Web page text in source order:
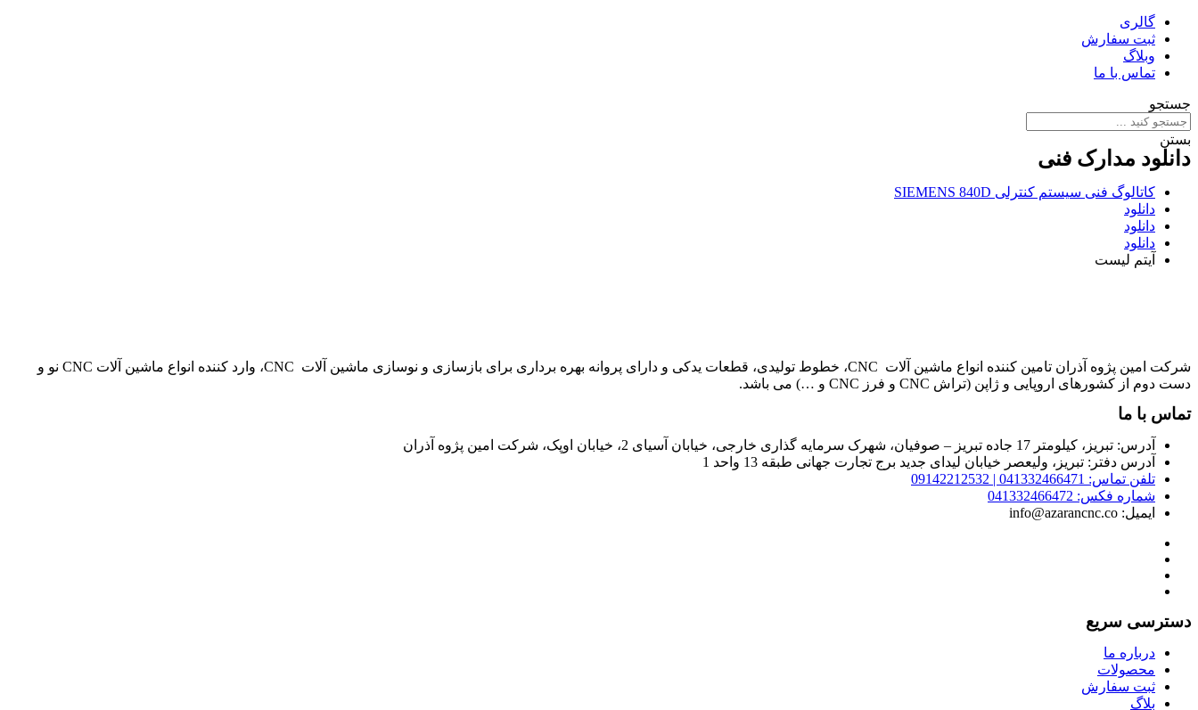
گالری
ثبت سفارش
وبلاگ
تماس با ما
جستجو
بستن
دانلود مدارک فنی
کاتالوگ فنی سیستم کنترلی SIEMENS 840D
دانلود
دانلود
دانلود
آیتم لیست
شرکت امین پژوه آذران تامین کننده انواع ماشین آلات CNC، خطوط تولیدی، قطعات یدکی و دارای پروانه بهره برداری برای بازسازی و نوسازی ماشین آلات CNC، وارد کننده انواع ماشین آلات CNC نو و
دست دوم از کشورهای اروپایی و ژاپن (تراش CNC و فرز CNC و …) می باشد.
تماس با ما
آدرس: تبریز، کیلومتر 17 جاده تبریز – صوفیان، شهرک سرمایه گذاری خارجی، خیابان آسیای 2، خیابان اوپک، شرکت امین پژوه آذران
آدرس دفتر: تبریز، ولیعصر خیابان لیدای جدید برج تجارت جهانی طبقه 13 واحد 1
تلفن تماس: 041332466471 | 09142212532
شماره فکس: 041332466472
ایمیل: info@azarancnc.co
دسترسی سریع
درباره ما
محصولات
ثبت سفارش
بلاگ